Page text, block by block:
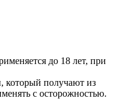
до 18 лет, при
который получают из
с осторожностью.